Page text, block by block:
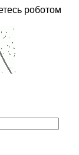
роботом